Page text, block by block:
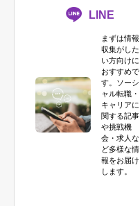
LINE
まずは情報
収集がした
い方向けに
おすすめで
す。ソーシ
ャル転職・
キャリアに
関する記事
や挑戦機
会・求人な
ど多様な情
報をお届け
します。